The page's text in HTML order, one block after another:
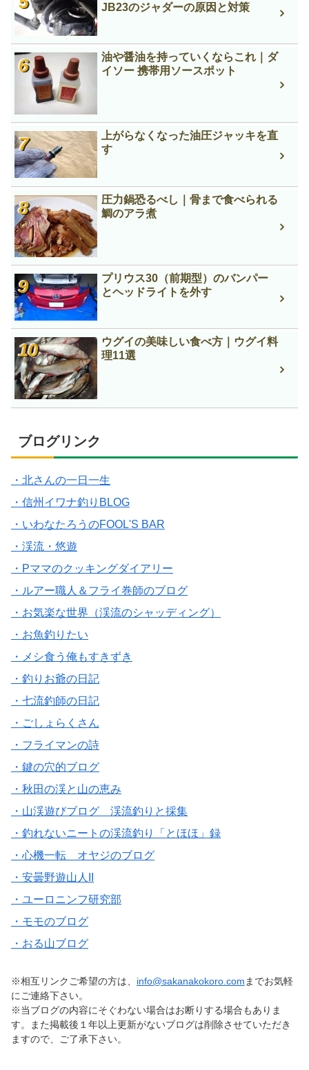
JB23のジャダーの原因と対策
油や醤油を持っていくならこれ｜ダ
イソー 携帯用ソースポット
上がらなくなった油圧ジャッキを直
す
圧力鍋恐るべし｜骨まで食べられる
鯛のアラ煮
プリウス30（前期型）のバンパー
とヘッドライトを外す
ウグイの美味しい食べ方｜ウグイ料
理11選
ブログリンク
・北さんの一日一生
・信州イワナ釣りBLOG
・いわなたろうのFOOL'S BAR
・渓流・悠遊
・Pママのクッキングダイアリー
・ルアー職人＆フライ巻師のブログ
・お気楽な世界（渓流のシャッディング）
・お魚釣りたい
・メシ食う俺もすきずき
・釣りお爺の日記
・七流釣師の日記
・ごしょらくさん
・フライマンの詩
・鍵の穴的ブログ
・秋田の渓と山の恵み
・山渓遊びブログ 渓流釣りと採集
・釣れないニートの渓流釣り「とほほ」録
・心機一転 オヤジのブログ
・安曇野遊山人II
・ユーロニンフ研究部
・モモのブログ
・おる山ブログ
※相互リンクご希望の方は、 info@sakanakokoro.comまでお気軽
にご連絡下さい。
※当ブログの内容にそぐわない場合はお断りする場合もありま
す。また掲載後１年以上更新がないブログは削除させていただき
ますので、ご了承下さい。